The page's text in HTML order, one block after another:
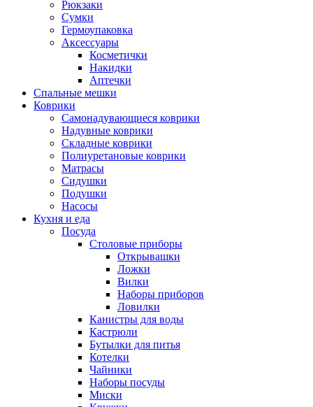
Рюкзаки
Сумки
Гермоупаковка
Аксессуары
Косметички
Накидки
Аптечки
Спальные мешки
Коврики
Самонадувающиеся коврики
Надувные коврики
Складные коврики
Полиуретановые коврики
Матрасы
Сидушки
Подушки
Насосы
Кухня и еда
Посуда
Столовые приборы
Открывашки
Ложки
Вилки
Наборы приборов
Ловилки
Канистры для воды
Кастрюли
Бутылки для питья
Котелки
Чайники
Наборы посуды
Миски